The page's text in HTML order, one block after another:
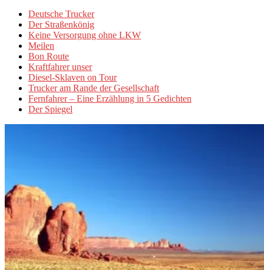
Deutsche Trucker
Der Straßenkönig
Keine Versorgung ohne LKW
Meilen
Bon Route
Kraftfahrer unser
Diesel-Sklaven on Tour
Trucker am Rande der Gesellschaft
Fernfahrer – Eine Erzählung in 5 Gedichten
Der Spiegel